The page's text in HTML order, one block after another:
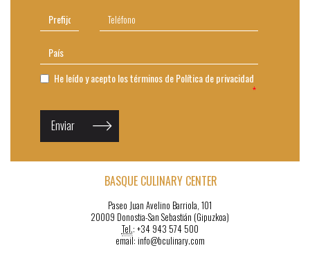
He leído y acepto los términos dePolítica de privacidad
Enviar
BASQUE CULINARY CENTER
Paseo Juan Avelino Barriola, 101
20009 Donostia-San Sebastián (Gipuzkoa)
Tel.: +34 943 574 500
email: info@bculinary.com